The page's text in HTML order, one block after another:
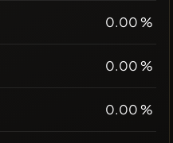
0.00 %
0.00 %
0.00 %